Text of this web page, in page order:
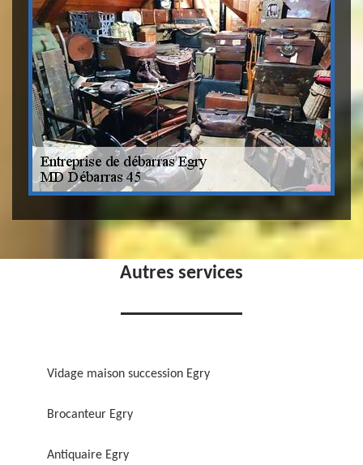
Autres services
Vidage maison succession Egry
Brocanteur Egry
Antiquaire Egry